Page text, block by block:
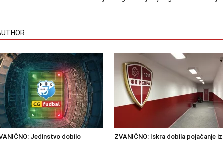
Jedinstvo dobilo
ZVANIČNO: Iskra dobila pojačanje iz